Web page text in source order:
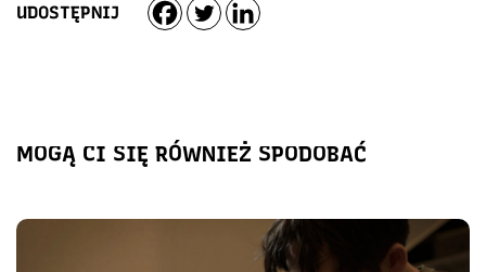
UDOSTĘPNIJ
MOGĄ CI SIĘ RÓWNIEŻ SPODOBAĆ